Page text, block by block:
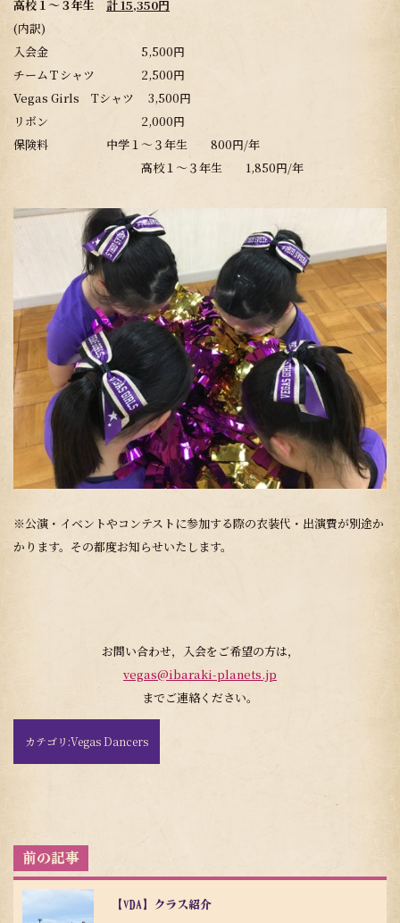
高校１～３年生 計 15,350円
(内訳)
入会金 5,500円
チームＴシャツ 2,500円
Vegas Girls Tシャツ 3,500円
リボン 2,000円
保険料 中学１～３年生 800円/年
高校１～３年生 1,850円/年
※公演・イベントやコンテストに参加する際の衣装代・出演費が別途か
かります。その都度お知らせいたします。
お問い合わせ，入会をご希望の方は，
vegas@ibaraki-planets.jp
までご連絡ください。
カテゴリ:Vegas Dancers
投
稿
ナ
【VDA】クラス紹介